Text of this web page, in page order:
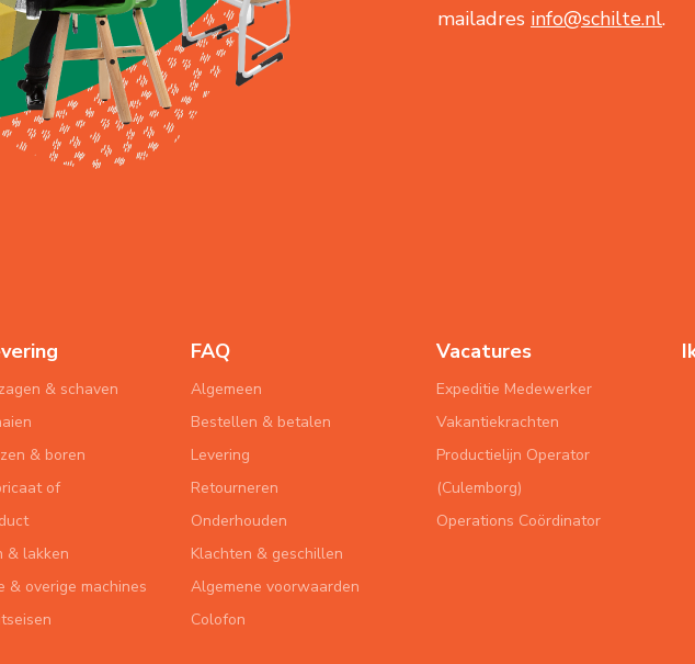
mailadres info@schilte.nl.
& schaven
& boren
of
& lakken
& overige machines
FAQ
Algemeen
Bestellen & betalen
Levering
Retourneren
Onderhouden
Klachten & geschillen
Algemene voorwaarden
Colofon
Vacatures
Expeditie Medewerker
Vakantiekrachten
Productielijn Operator
(Culemborg)
Operations Coördinator